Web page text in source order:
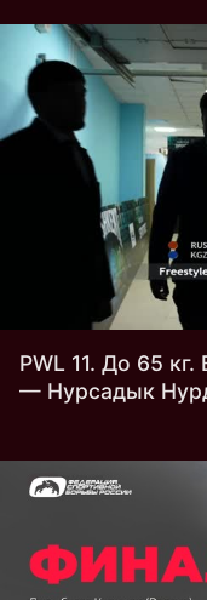
PWL 11. До 65
— Нурсадык